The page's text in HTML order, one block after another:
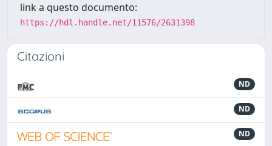
link a questo documento:
https://hdl.handle.net/11576/2631398
Citazioni
ND
ND
ND